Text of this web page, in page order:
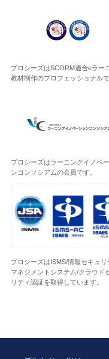
プロシーズはSCORM適合eラー
教材制作のプロフェッショナルで
プロシーズはラーニングイノベ
ンコンソシアムの会員です。
プロシーズはISMS/情報セキュリ
マネジメントシステム/クラウド
リティ認証を取得しています。